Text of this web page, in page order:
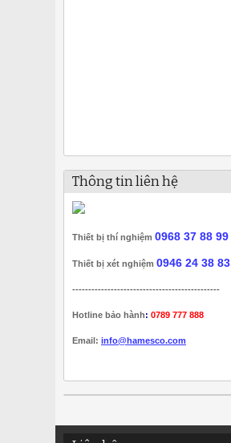
Thông tin liên hệ
Thiết bị thí nghiệm 0968 37 88 99
Thiết bị xét nghiệm 0946 24 38 83
----------------------------------------------
Hotline bảo hành: 0789 777 888
Email: info@hamesco.com